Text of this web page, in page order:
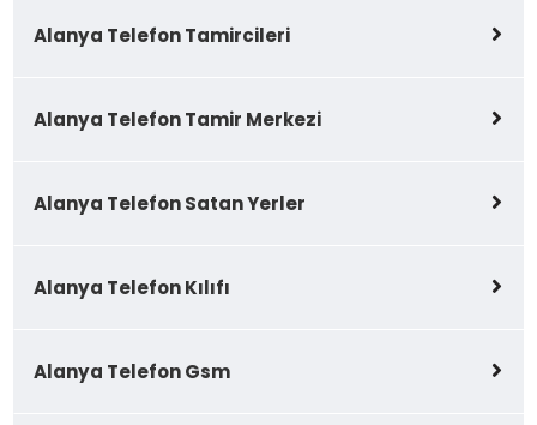
Alanya Telefon Tamircileri
Alanya Telefon Tamir Merkezi
Alanya Telefon Satan Yerler
Alanya Telefon Kılıfı
Alanya Telefon Gsm